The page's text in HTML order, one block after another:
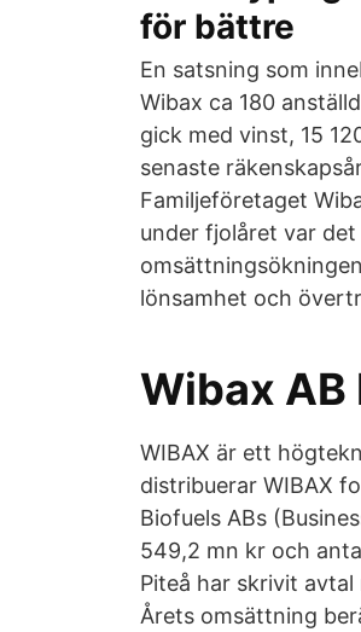
för bättre
En satsning som
Wibax ca 180
gick med vinst, 15
senaste
Familjeföretaget
under fjolåret var
lönsamhet och
Wibax
WIBAX är ett
distribuerar WIBAX
Biofuels ABs
549,2 mn kr och
Piteå har skrivit
Årets omsättning